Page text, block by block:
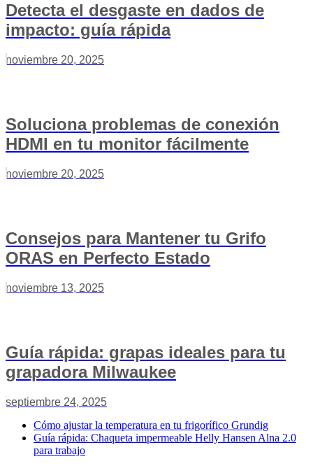
Detecta el desgaste en dados de
impacto: guía rápida
noviembre 20, 2025
Soluciona problemas de conexión
HDMI en tu monitor fácilmente
noviembre 20, 2025
Consejos para Mantener tu Grifo
ORAS en Perfecto Estado
noviembre 13, 2025
Guía rápida: grapas ideales para tu
grapadora Milwaukee
septiembre 24, 2025
Cómo ajustar la temperatura en tu frigorífico Grundig
Guía rápida: Chaqueta impermeable Helly Hansen Alna 2.0
para trabajo